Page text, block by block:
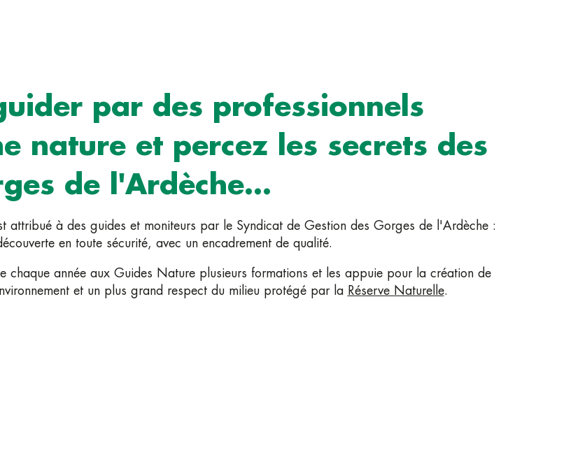
par des professionnels
nature et percez les secrets des
de l'Ardèche...
attribué à des guides et moniteurs par le Syndicat de Gestion des Gorges de l'Ardèche :
en toute sécurité, avec un encadrement de qualité.
chaque année aux Guides Nature plusieurs formations et les appuie pour la création de
et un plus grand respect du milieu protégé par la Réserve Naturelle.